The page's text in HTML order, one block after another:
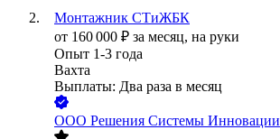
Монтажник СТиЖБК
от 160 000 ₽ за месяц, на руки
Опыт 1-3 года
Вахта
Выплаты: Два раза в месяц
ООО Решения Системы Инновации